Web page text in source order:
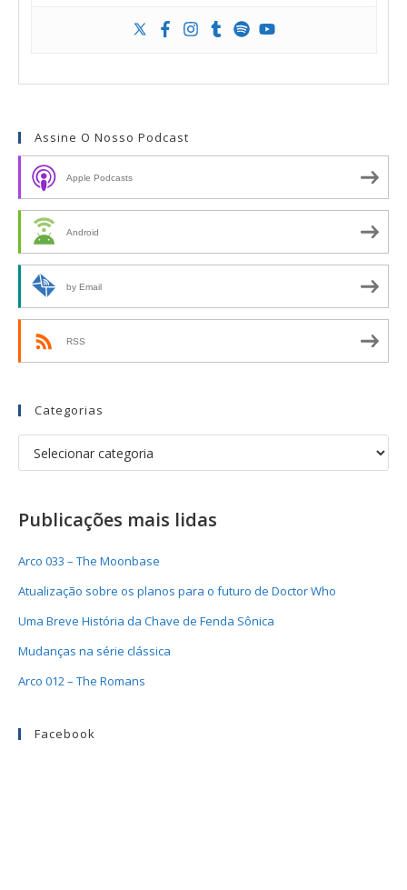
Assine O Nosso Podcast
Apple Podcasts
Android
by Email
RSS
Categorias
Publicações mais lidas
Arco 033 – The Moonbase
Atualização sobre os planos para o futuro de Doctor Who
Uma Breve História da Chave de Fenda Sônica
Mudanças na série clássica
Arco 012 – The Romans
Facebook